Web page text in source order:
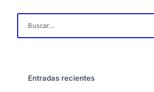
Entradas recientes